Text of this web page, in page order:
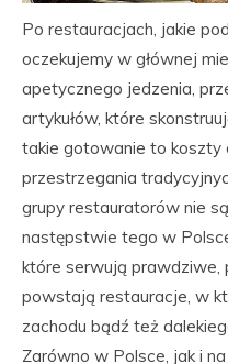
Po restauracjach, jakie
oczekujemy w głównej
apetycznego jedzenia,
artykułów, które
takie gotowanie to koszty
przestrzegania
grupy restauratorów nie
następstwie tego w
które serwują prawdziwe,
powstają restauracje, w
zachodu bądź też
Zarówno w Polsce, jak i